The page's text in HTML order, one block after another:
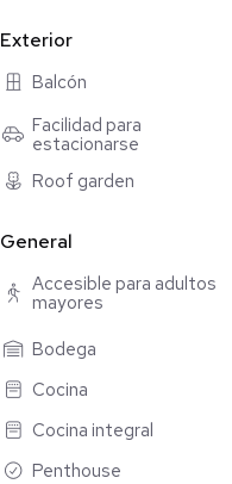
- 2 salones con chimenea
- comedor
- Cocina equipada con
- Cuarto de servicio con baño
- Area de lavado
- 5 cajones de
- Vigilancia 24/7
Exterior
Balcón
Facilidad para
estacionarse
Roof garden
General
Accesible para adultos
mayores
Bodega
Cocina
Cocina integral
Penthouse